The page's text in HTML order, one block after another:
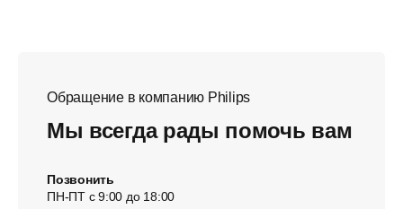
Обращение в компанию Philips
Мы всегда рады помочь вам
Позвонить
ПН-ПТ с 9:00 до 18:00